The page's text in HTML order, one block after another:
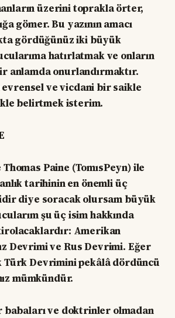
üzerini toprakla örter,
gömer. Bu yazının amacı
gördüğünüz iki büyük
hatırlatmak ve onların
anlamda onurlandırmaktır.
ve vicdani bir saikle
belirtmek isterim.
Paine (TomısPeyn) ile
tarihinin en önemli üç
diye soracak olursam büyük
şu üç isim hakkında
Amerikan
Devrimi ve Rus Devrimi. Eğer
Devrimini pekâlâ dördüncü
mümkündür.
ve doktrinler olmadan